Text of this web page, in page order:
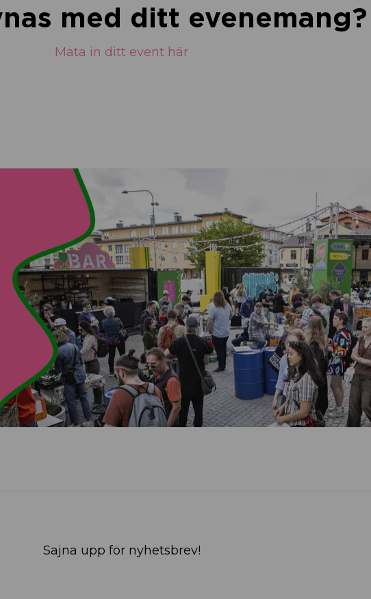
med ditt evenemang?
Mata in ditt event här
Sajna upp för nyhetsbrev!